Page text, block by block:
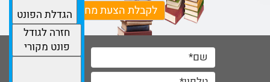
הגדלת הפונט
חזרה לגודל
פונט מקורי
לקבלת הצעת מחיר מפורטת